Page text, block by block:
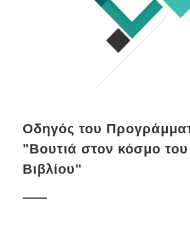
Οδηγός του
"Βουτιά στον κόσμο του
Βιβλίου"